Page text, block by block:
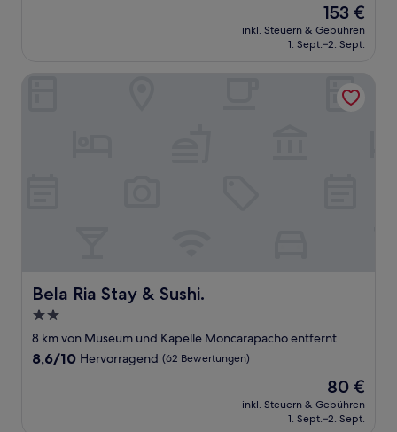
Der
Preis
beträgt
153 €
inkl. Steuern & Gebühren
1. Sept.–2. Sept.
Bela Ria Stay & Sushi.
Bela Ria Stay & Sushi.
2.0-
Sterne-
Unterkunft
8 km von Museum und Kapelle Moncarapacho entfernt
8.6
8,6/10 Hervorragend (62 Bewertungen)
Der
Preis
beträgt
80 €
inkl. Steuern & Gebühren
1. Sept.–2. Sept.